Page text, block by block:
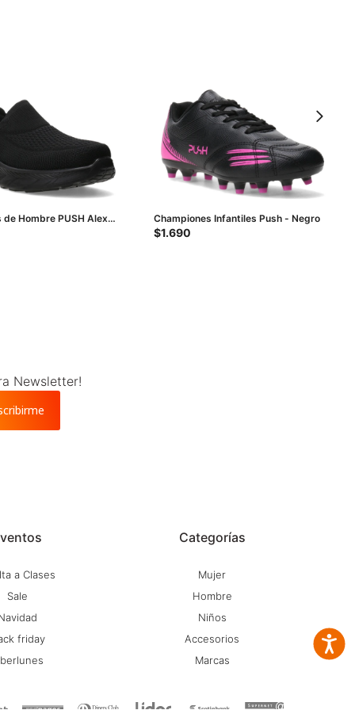
de Hombre PUSH Alex
Championes Infantiles Push - Negro
$1.690
a Clases
Sale
friday
Categorías
Mujer
Hombre
Niños
Accesorios
Marcas
Newsletter!